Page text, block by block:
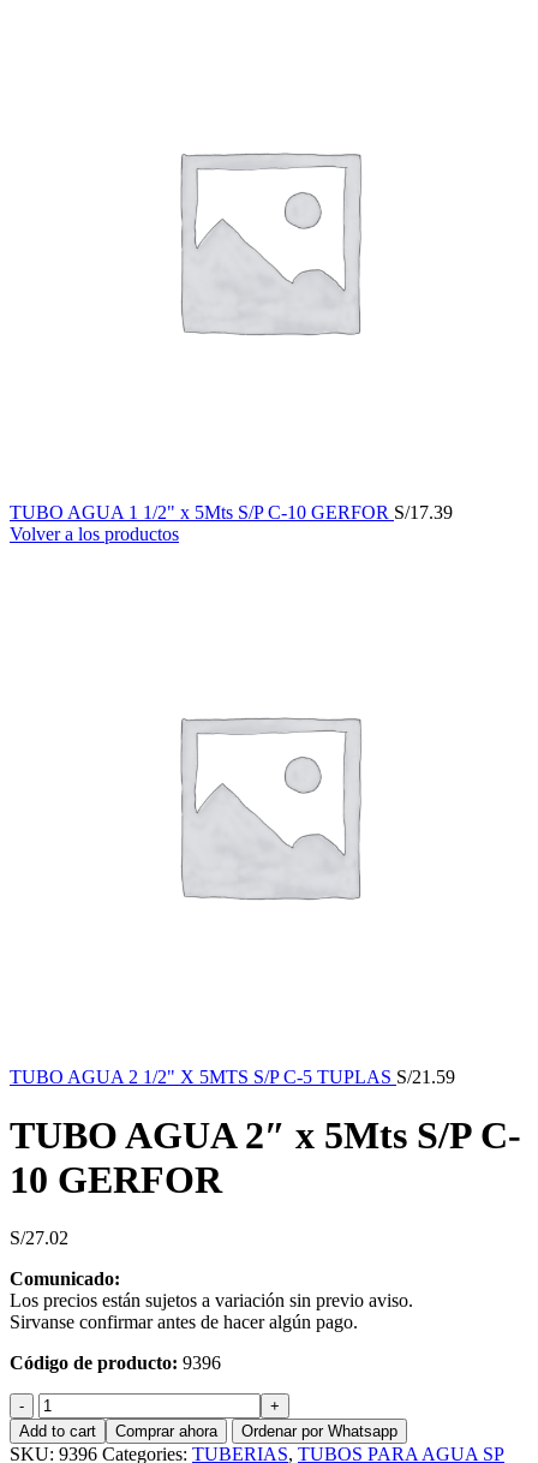
TUBO AGUA 1 1/2" x 5Mts S/P C-10 GERFOR S/17.39
Volver a los productos
TUBO AGUA 2 1/2" X 5MTS S/P C-5 TUPLAS S/21.59
TUBO AGUA 2″ x 5Mts S/P C-
10 GERFOR
S/27.02
Comunicado:
Los precios están sujetos a variación sin previo aviso.
Sirvanse confirmar antes de hacer algún pago.
Código de producto: 9396
TUBO
AGUA
2"
Add to cart Comprar ahora Ordenar por Whatsapp
SKU: 9396 Categories: TUBERIAS, TUBOS PARA AGUA SP